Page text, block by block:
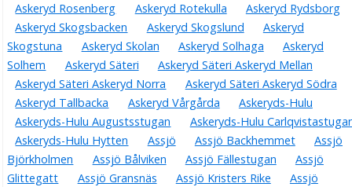
Askeryd Rosenberg
Askeryd Rotekulla
Askeryd Rydsborg
Askeryd Skogsbacken
Askeryd Skogslund
Askeryd
Skogstuna
Askeryd Skolan Askeryd Solhaga
Askeryd
Solhem
Askeryd Säteri
Askeryd Säteri Askeryd Mellan
Askeryd Säteri Askeryd Norra
Askeryd Säteri Askeryd Södra
Askeryd Tallbacka
Askeryd Vårgårda
Askeryds-Hulu
Askeryds-Hulu Augustsstugan
Askeryds-Hulu
Askeryds-Hulu Hytten
Assjö Assjö Backhemmet
Assjö
Björkholmen
Assjö Bålviken Assjö Fällestugan
Assjö
Glittegatt
Assjö Gransnäs Assjö Kristers Rike
Assjö